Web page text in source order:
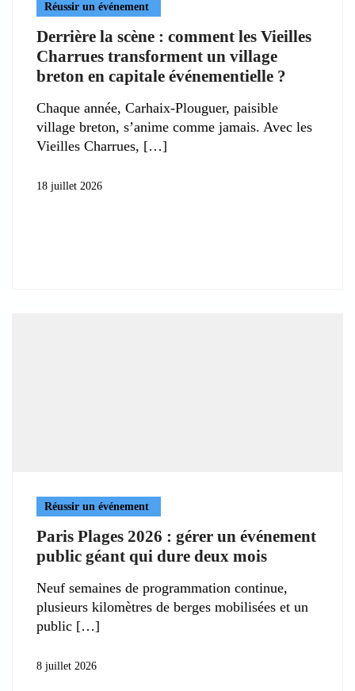
Réussir un événement
Derrière la scène : comment les Vieilles
Charrues transforment un village
breton en capitale événementielle ?
Chaque année, Carhaix-Plouguer, paisible
village breton, s’anime comme jamais. Avec les
Vieilles Charrues,
18 juillet 2026
Réussir un événement
Paris Plages 2026 : gérer un événement
public géant qui dure deux mois
Neuf semaines de programmation continue,
plusieurs kilomètres de berges mobilisées et un
public
8 juillet 2026